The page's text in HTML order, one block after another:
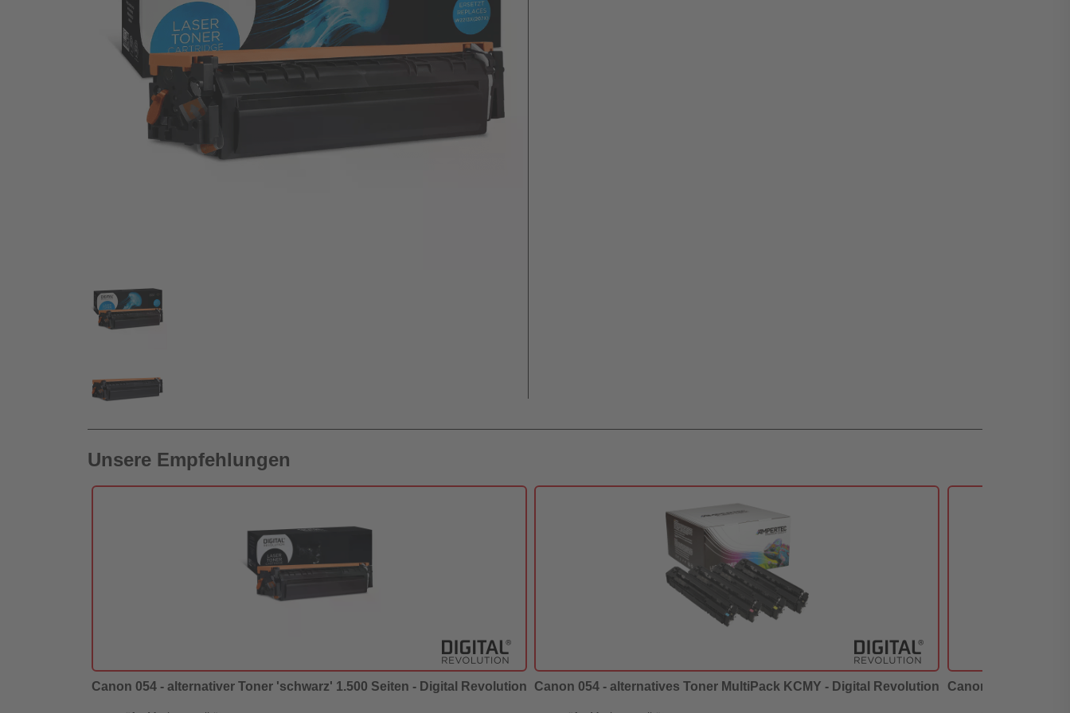
Unsere Empfehlungen
Canon 054 - alternativer Toner 'schwarz' 1.500 Seiten - Digital Revolution Canon 054 - alternatives Toner MultiPack KCMY - Digital Revolution Canon 054 -